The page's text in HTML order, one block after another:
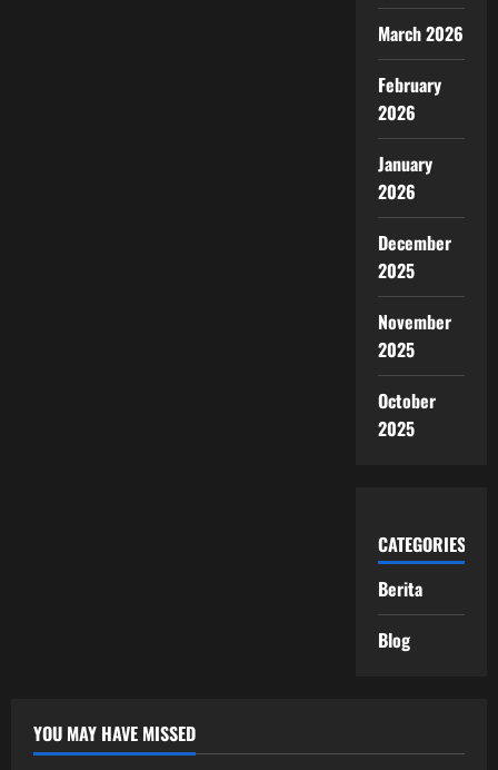
March 2026
February
2026
January
2026
December
2025
November
2025
October
2025
CATEGORIES
Berita
Blog
YOU MAY HAVE MISSED